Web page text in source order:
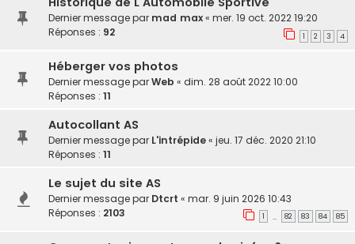
Dernier message par mad max« mer. 19 oct. 2022 19:20
Réponses : 92 1 2 3 4
Héberger vos photos
Dernier message parWeb « dim. 28 août 2022 10:00
Réponses : 11
Autocollant AS
Dernier message par L'intrépide« jeu. 17 déc. 2020 21:10
Réponses : 11
Le sujet du site AS
Dernier message par Dtcrt « mar. 9 juin 2026 10:43
Réponses : 2103 1 … 82 83 84 85